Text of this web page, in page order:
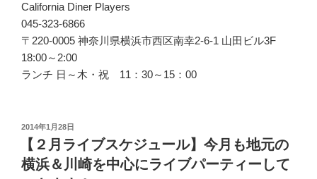
California Diner Players
045-323-6866
〒220-0005 神奈川県横浜市西区南幸2-6-1 山田ビル3F
18:00～2:00
ランチ 日～木・祝 11：30～15：00
投
日:
2014年1月28日
【２月ライブスケジュール】今月も地元の
横浜＆川崎を中心にライブパーティーして